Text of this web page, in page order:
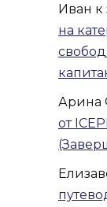
Иван к
на
Арина
от